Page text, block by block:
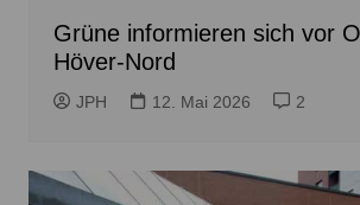
Grüne informieren sich vor
Höver-Nord
JPH 12. Mai 2026 2